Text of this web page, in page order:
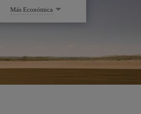
Más Económica